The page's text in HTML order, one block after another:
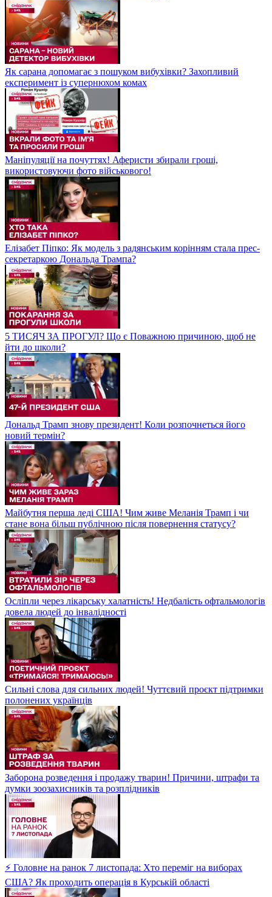
Як сарана допомагає з пошуком вибухівки? Захопливий
експеримент із супернюхом комах
Маніпуляції на почуттях! Аферисти збирали гроші,
використовуючи фото військового!
Елізабет Піпко: Як модель з радянським корінням стала прес-
секретаркою Дональда Трампа?
5 ТИСЯЧ ЗА ПРОГУЛ? Що є Поважною причиною, щоб не
йти до школи?
Дональд Трамп знову президент! Коли розпочнеться його
новий термін?
Майбутня перша леді США! Чим живе Меланія Трамп і чи
стане вона більш публічною після повернення статусу?
Осліпли через лікарську халатність! Недбалість офтальмологів
довела людей до інвалідності
Сильні слова для сильних людей! Чуттєвий проєкт підтримки
полонених українців
Заборона розведення і продажу тварин! Причини, штрафи та
думки зоозахисників та розплідників
⚡ Головне на ранок 7 листопада: Хто переміг на виборах
США? Як проходить операція в Курській області